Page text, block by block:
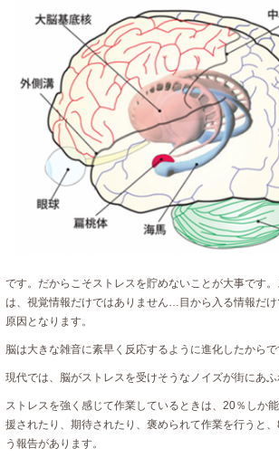
です。だからこそストレスを貯めないことが大事です
は、視覚情報だけではありません…目から入る情報だ
原因となります。
脳は大きな雑音に素早く反応するように進化したからで
現代では、脳がストレスを受けそうなノイズが街にあふ
ストレスを強く感じて作業しているときは、20％しか
援されたり、期待されたり、褒められて作業を行うと
う報告があります。